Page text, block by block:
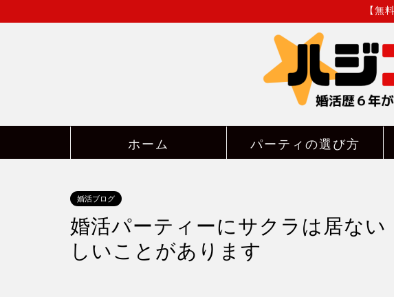
【無
ホーム パーティの選び方
婚活ブログ
婚活パーティーにサクラは居な
しいことがあります